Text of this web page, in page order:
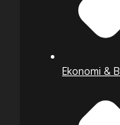
Ekonomi &